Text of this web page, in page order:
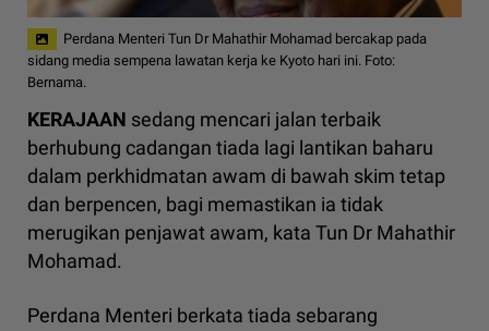
Perdana Menteri Tun Dr Mahathir Mohamad bercakap pada
sidang media sempena lawatan kerja ke Kyoto hari ini. Foto:
Bernama.
KERAJAAN sedang mencari jalan terbaik
berhubung cadangan tiada lagi lantikan baharu
dalam perkhidmatan awam di bawah skim tetap
dan berpencen, bagi memastikan ia tidak
merugikan penjawat awam, kata Tun Dr Mahathir
Mohamad.
Perdana Menteri berkata tiada sebarang